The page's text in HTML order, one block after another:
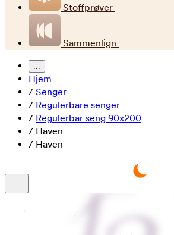
Stoffprøver
Sammenlign
...
Hjem
/ Senger
/ Regulerbare senger
/ Regulerbar seng 90x200
/ Haven
/ Haven